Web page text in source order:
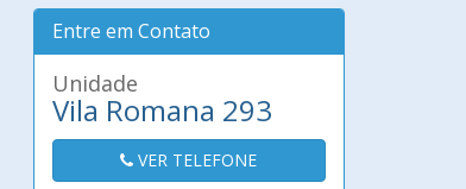
Entre em Contato
Unidade
Vila Romana 293
VER TELEFONE